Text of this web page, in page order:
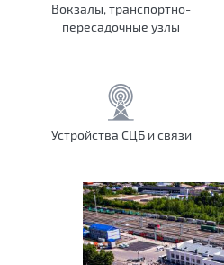
Вокзалы, транспортно-
пересадочные узлы
Устройства СЦБ и связи